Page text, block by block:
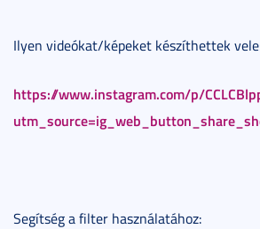
Ilyen videókat/képeket készíthettek
https://www.instagram.com/p/
Segítség a filter használatához: